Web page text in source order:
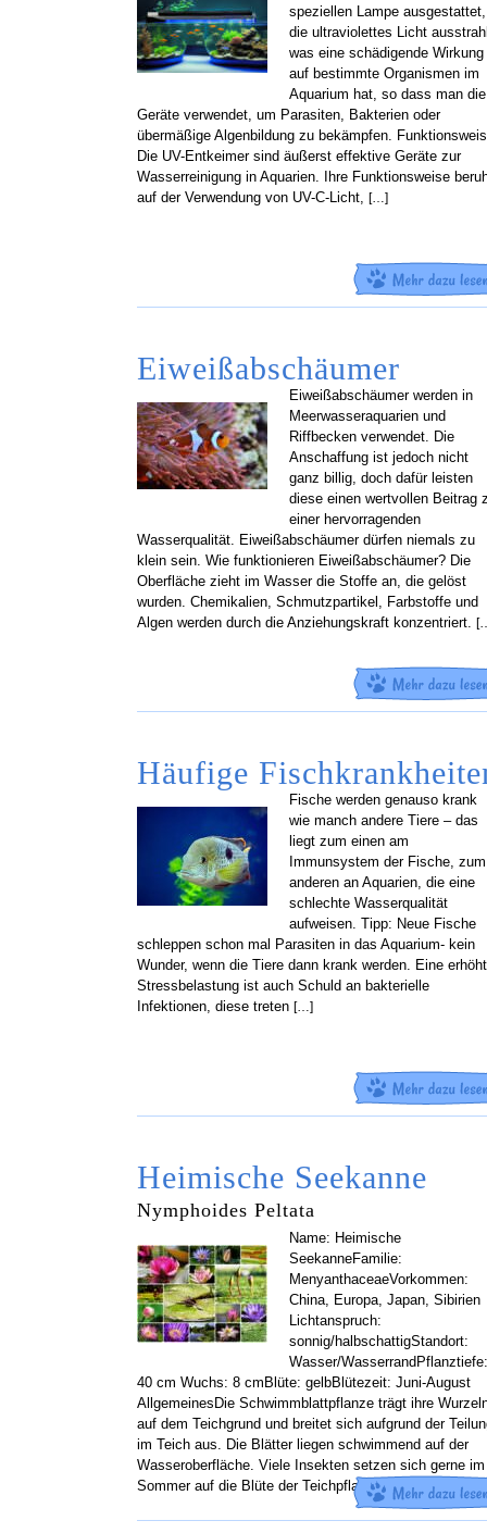
speziellen Lampe ausgestattet,
die ultraviolettes Licht
was eine schädigende Wirkung
auf bestimmte Organismen im
Aquarium hat, so dass man die
Geräte verwendet, um Parasiten, Bakterien oder
übermäßige Algenbildung zu bekämpfen.
Die UV-Entkeimer sind äußerst effektive Geräte zur
Wasserreinigung in Aquarien. Ihre Funktionsweise
auf der Verwendung von UV-C-Licht, […]
Eiweißabschäumer
Eiweißabschäumer werden in
Meerwasseraquarien und
Riffbecken verwendet. Die
Anschaffung ist jedoch nicht
ganz billig, doch dafür leisten
diese einen wertvollen Beitrag
einer hervorragenden
Wasserqualität. Eiweißabschäumer dürfen niemals zu
klein sein. Wie funktionieren Eiweißabschäumer? Die
Oberfläche zieht im Wasser die Stoffe an, die gelöst
wurden. Chemikalien, Schmutzpartikel, Farbstoffe und
Algen werden durch die Anziehungskraft konzentriert.
Häufige
Fische werden genauso krank
wie manch andere Tiere – das
liegt zum einen am
Immunsystem der Fische, zum
anderen an Aquarien, die eine
schlechte Wasserqualität
aufweisen. Tipp: Neue Fische
schleppen schon mal Parasiten in das Aquarium- kein
Wunder, wenn die Tiere dann krank werden. Eine
Stressbelastung ist auch Schuld an bakterielle
Infektionen, diese treten […]
Heimische Seekanne
Nymphoides Peltata
Name: Heimische
SeekanneFamilie:
MenyanthaceaeVorkommen:
China, Europa, Japan, Sibirien
Lichtanspruch:
sonnig/halbschattigStandort:
Wasser/WasserrandPflanztiefe:
40 cm Wuchs: 8 cmBlüte: gelbBlütezeit: Juni-August
AllgemeinesDie Schwimmblattpflanze trägt ihre
auf dem Teichgrund und breitet sich aufgrund der
im Teich aus. Die Blätter liegen schwimmend auf der
Wasseroberfläche. Viele Insekten setzen sich gerne im
Sommer auf die Blüte der Teichpflanze. Man
[…]